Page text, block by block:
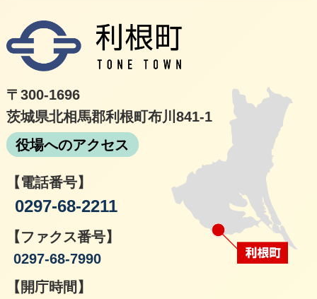
〒300-1696
茨城県北相馬郡利根町布川841-1
役場へのアクセス
【電話番号】
0297-68-2211
【ファクス番号】
0297-68-7990
【開庁時間】